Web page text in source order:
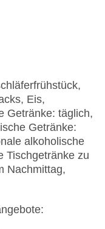
inklusive
All Inclusive
MasterCard,
einer
nicht
Eis,
Getränke: täglich,
Getränke:
alkoholische
Tischgetränke zu
Nachmittag,